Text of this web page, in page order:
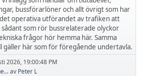
bussförarlöner och allt övrigt som har
operativa utförandet av trafiken att
som rör bussrelaterade olyckor
frågor hör hemma här. Samma
gäller här som för föregående undertavla.
2026, 19:00:48 PM
av Peter L